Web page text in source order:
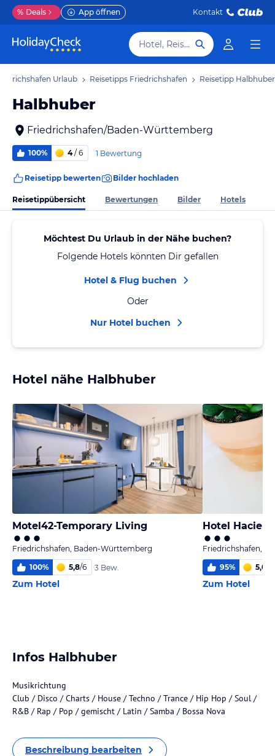
% Deals App öffnen Kontakt
Hotel, Reiseziel
Urlaub Reisetipps Friedrichshafen Reisetipp Halbhuber
Halbhuber
Friedrichshafen/Baden-Württemberg
100% 4/ 6 1 Bewertung
Reisetipp bewerten Bilder hochladen
Reisetippübersicht Bewertungen Bilder Hotels
Möchtest Du Urlaub in der Nähe buchen?
Folgende Hotels könnten Dir gefallen
Hotel & Flug buchen
Oder
Nur Hotel buchen
Hotel nähe Halbhuber
Motel42-Temporary Living
Friedrichshafen, Baden-Württemberg
100% 5,8/6 3 Bew.
Zum Hotel
Hotel
Friedrichshafen,
95% 5,0
Zum Hotel
Infos Halbhuber
Musikrichtung
Club / Disco / Charts / House / Techno / Trance / Hip Hop / Soul /
R&B / Rap / Pop / gemischt / Latin / Samba / Bossa Nova
Beschreibung bearbeiten